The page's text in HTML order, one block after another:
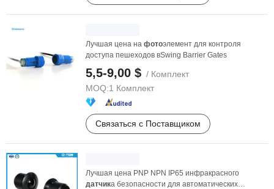
Лучшая цена на фотоэлемент для контроля
доступа пешеходов вSwing Barrier Gates
5,5-9,00 $ / Комплект
MOQ:1 Комплект
Связаться с Поставщиком
Лучшая цена PNP NPN IP65 инфракрасного
датчика безопасности для автоматических